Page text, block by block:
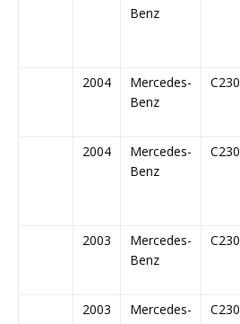
Benz
2004
Mercedes-
Benz
C230
2004
Mercedes-
Benz
C230
2003
Mercedes-
Benz
C230
2003
Mercedes-
C230